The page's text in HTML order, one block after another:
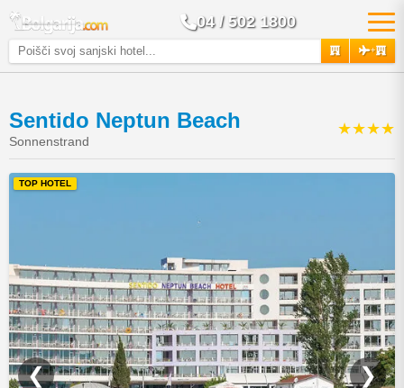
04 / 502 1800
+
Sentido Neptun Beach
Sonnenstrand
★★★★
❮ ❯
TOP HOTEL